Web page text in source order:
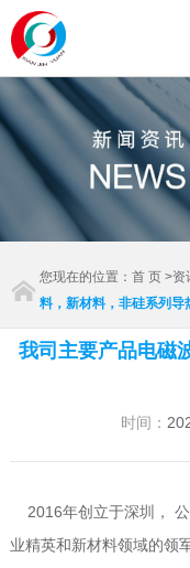
您现在的位置：首 页 >资
料，新材料，非硅系列导
我司主要产品电磁
时间：
2016年创立于深圳，
业精英和新材料领域的领